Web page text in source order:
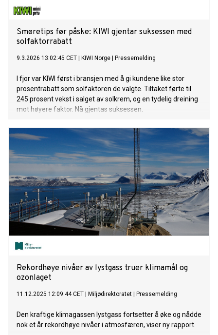
Smøretips før påske: KIWI gjentar suksessen med
solfaktorrabatt
9.3.2026 13:02:45 CET KIWI Norge Pressemelding
I fjor var KIWI først i bransjen med å gi kundene like stor
prosentrabatt som solfaktoren de valgte. Tiltaket førte til
245 prosent vekst i salget av solkrem, og en tydelig dreining
mot høyere faktor. Nå gjentas suksessen.
Rekordhøye nivåer av lystgass truer klimamål og
ozonlaget
11.12.2025 12:09:44 CET Miljødirektoratet Pressemelding
Den kraftige klimagassen lystgass fortsetter å øke og nådde
nok et år rekordhøye nivåer i atmosfæren, viser ny rapport.